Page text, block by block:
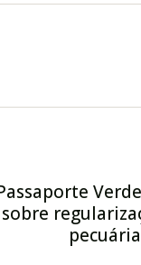
sobre